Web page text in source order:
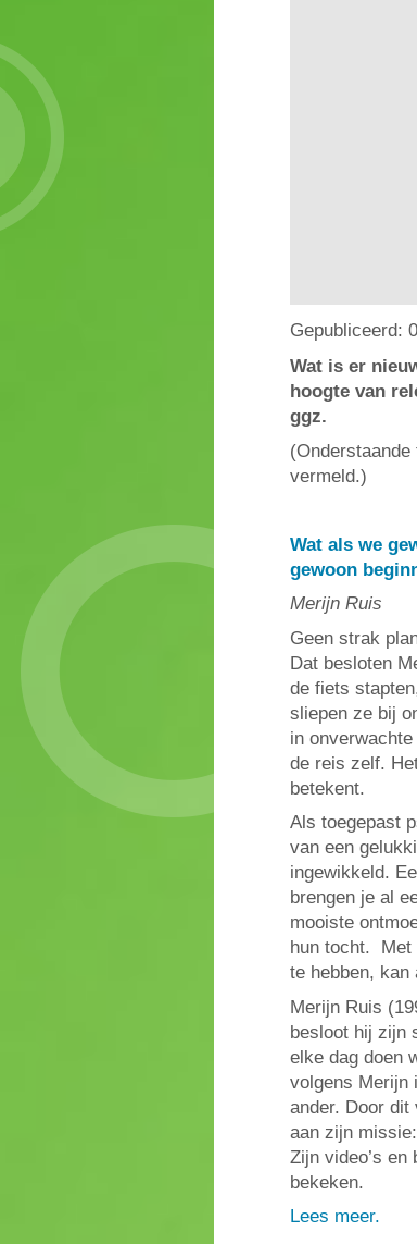
Gepubliceerd:
Wat is er
hoogte van
ggz.
vermeld.)
Wat als we
gewoon
Merijn Ruis
Geen strak
Dat besloten
de fiets
sliepen ze bij
in
de reis zelf.
betekent.
Als toegepast
van een
ingewikkeld.
brengen je al
mooiste
hun tocht. Met
te hebben, kan
Merijn Ruis
besloot hij zijn
elke dag doen
volgens Merijn
ander. Door dit
aan zijn
Zijn video’s
bekeken.
Lees meer.